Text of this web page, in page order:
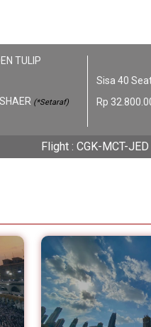
TULIP
(*Setaraf)
Sisa 40
Rp
Flight : CGK-MCT-JED